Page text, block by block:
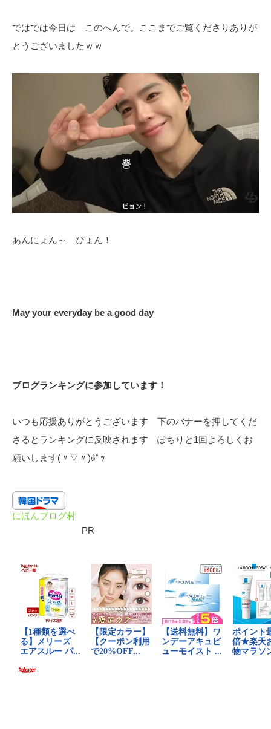
ではでは今日は このへんで。ここまでご覧くださりありが
とうございましたｗｗ
あんにょん～ ぴょん！
May your everyday be a good day
ブログランキングに参加しています！
いつも応援ありがとうございます 下のバナーを押してくだ
さるとランキングに反映されます ぽちりと1回よろしくお
願いします(〃▽〃)ﾎﾟｯ
にほんブログ村
PR